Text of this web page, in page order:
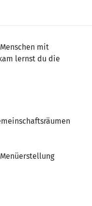
mit
lernst du die